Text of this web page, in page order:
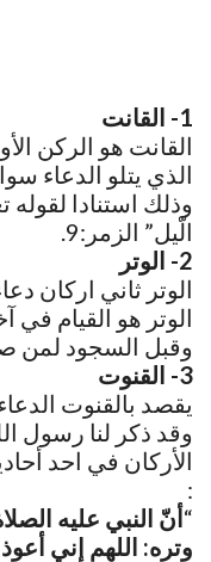
1- القانت
القانت هو الركن
الذي يتلو الدعاء
وذلك استنادا لقوله
الّيل” الزمر:9.
2- الوتر
الوتر ثاني اركان
الوتر هو القيام في
وقبل السجود لمن
3- القنوت
يقصد بالقنوت
وقد ذكر لنا رسول
الأركان في احد
:
“أنّ النبي عليه
وتره: اللهم إني